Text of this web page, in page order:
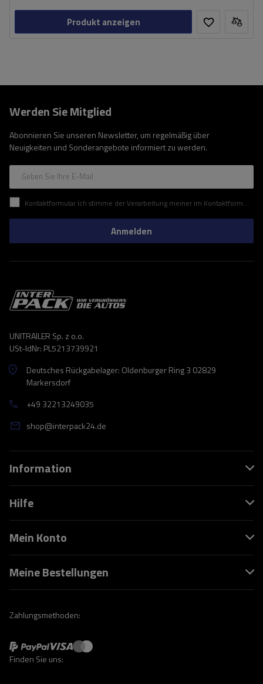
Produkt anzeigen
Werden Sie Mitglied
Abonnieren Sie unseren Newsletter, um regelmäßig über
Neuigkeiten und Sonderangebote informiert zu werden.
Geben Sie Ihre E-Mail
Kontaktformular Ich stimme der Verarbeitung meiner im Kontaktformular enthaltenen personenbezogenen Daten gemäß der Verordnung (EU) des Europäischen Parlaments und des Rates zu.
Anmelden
UNITRAILER Sp. z o.o.
USt-IdNr: PL5213739921
Deutsches Rückgabelager: Oldenburger Ring 3 02829
Markersdorf
+49 32213249035
shop@interpack24.de
Information
Hilfe
Mein Konto
Meine Bestellungen
Zahlungsmethoden:
Finden Sie uns: